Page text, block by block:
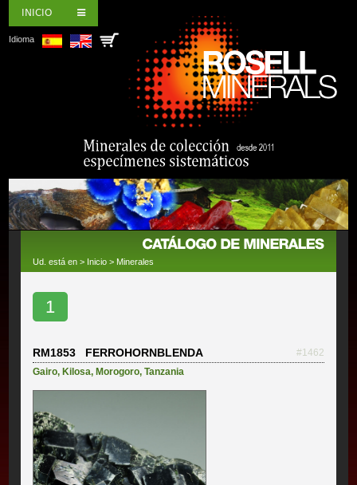
INICIO
Idioma
Ud. está en > Inicio > Minerales
1
RM1853 FERROHORNBLENDA
#1462
Gairo,Kilosa,Morogoro,Tanzania